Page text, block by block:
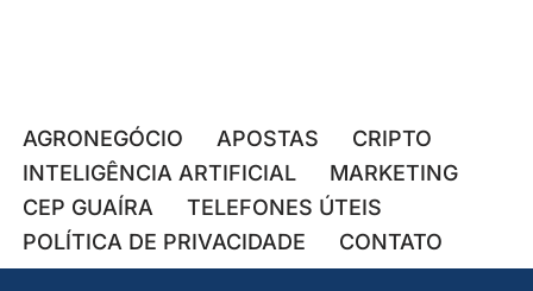
AGRONEGÓCIO APOSTAS
CRIPTO
INTELIGÊNCIA ARTIFICIAL
MARKETING
CEP GUAÍRA
TELEFONES ÚTEIS
POLÍTICA DE PRIVACIDADE
CONTATO